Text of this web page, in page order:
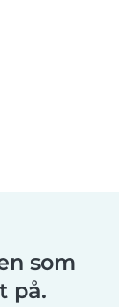
som
på.